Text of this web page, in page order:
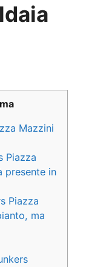
Mazzini
Piazza
presente in
Piazza
ma